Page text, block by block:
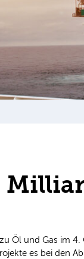
Öl und Gas im
es bei den